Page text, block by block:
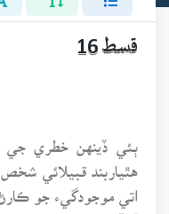
قسط 16
ٻئي ڏينهن خطري جي
هٿياربند قبيلائي
اتي موجودگيء جو ڪارڻ